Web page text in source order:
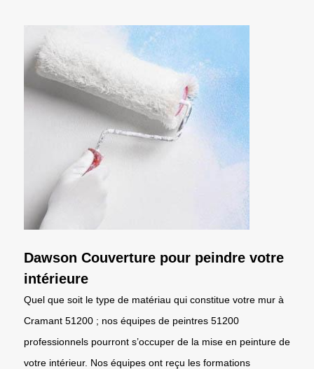
Dawson Couverture pour peindre votre
intérieure
Quel que soit le type de matériau qui constitue votre mur à
Cramant 51200 ; nos équipes de peintres 51200
professionnels pourront s’occuper de la mise en peinture de
votre intérieur. Nos équipes ont reçu les formations